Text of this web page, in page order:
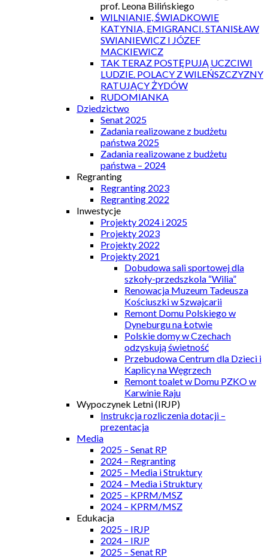
prof. Leona Bilińskiego
WILNIANIE, ŚWIADKOWIE
KATYNIA, EMIGRANCI. STANISŁAW
SWIANIEWICZ I JÓZEF
MACKIEWICZ
TAK TERAZ POSTĘPUJĄ UCZCIWI
LUDZIE. POLACY Z WILEŃSZCZYZNY
RATUJĄCY ŻYDÓW
RUDOMIANKA
Dziedzictwo
Senat 2025
Zadania realizowane z budżetu
państwa 2025
Zadania realizowane z budżetu
państwa – 2024
Regranting
Regranting 2023
Regranting 2022
Inwestycje
Projekty 2024 i 2025
Projekty 2023
Projekty 2022
Projekty 2021
Dobudowa sali sportowej dla
szkoły-przedszkola “Wilia”
Renowacja Muzeum Tadeusza
Kościuszki w Szwajcarii
Remont Domu Polskiego w
Dyneburgu na Łotwie
Polskie domy w Czechach
odzyskują świetność
Przebudowa Centrum dla Dzieci i
Kaplicy na Węgrzech
Remont toalet w Domu PZKO w
Karwinie Raju
Wypoczynek Letni (IRJP)
Instrukcja rozliczenia dotacji –
prezentacja
Media
2025 – Senat RP
2024 – Regranting
2025 – Media i Struktury
2024 – Media i Struktury
2025 – KPRM/MSZ
2024 – KPRM/MSZ
Edukacja
2025 – IRJP
2024 – IRJP
2025 – Senat RP